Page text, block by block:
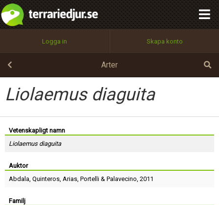
Logga in Skapa konto
Arter
Liolaemus diaguita
Vetenskapligt namn
Liolaemus diaguita
Auktor
Abdala, Quinteros, Arias, Portelli & Palavecino, 2011
Familj
Utför
100%
OK
integritetspolicy
Namn:
Epost:
Lösenord:
Terms of Service
Begär nytt lösenord
Tillbaka till förstasidan